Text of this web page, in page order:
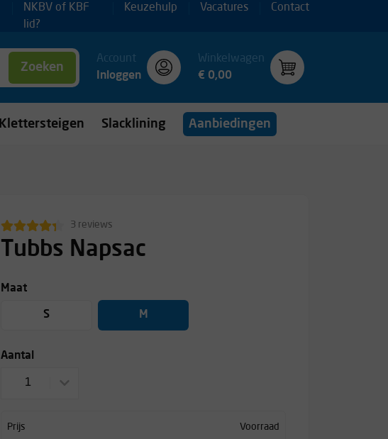
NKBV of KBF
lid?
Keuzehulp Vacatures Contact
Zoeken
Account
Inloggen
Winkelwagen
€ 0,00
Klettersteigen Slacklining Aanbiedingen
3 reviews
Tubbs Napsac
Maat
S M
Aantal
1
Prijs Voorraad